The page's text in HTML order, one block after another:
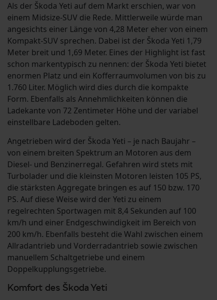
Als der Škoda Yeti auf dem Markt erschien, war von
einem Midsize-SUV die Rede. Mittlerweile würde man
angesichts einer Länge von 4,28 Meter eher von einem
Kompakt-SUV sprechen. Dabei ist der Škoda Yeti 1,79
Meter breit und 1,69 Meter. Eines der Highlight ist fast
schon markentypisch zu nennen: der Škoda Yeti bietet
enormen Platz und ein Kofferraumvolumen von bis zu
1.760 Liter. Möglich wird dies durch die kompakte
Form. Ebenfalls als Annehmlichkeiten können die
Ladekante von 72 Zentimeter Höhe und der variabel
einstellbare Ladeboden gelten.
Angetrieben wird der Škoda Yeti – je nach Baujahr –
von einem breiten Spektrum an Motoren aus dem
Diesel- und Benzinerregal. Gefahren wird stets mit
Turbolader und die kleinsten Motoren leisten 105 PS,
die stärksten Aggregate bringen es auf 150 bzw. 170
PS. Auf diese Weise wird der Yeti zu einem
regelrechten Sportwagen mit 8,4 Sekunden auf 100
km/h und einer Endgeschwindigkeit im Bereich von
200 km/h. Ebenfalls besteht die Wahl zwischen einem
Allradantrieb und Vorderradantrieb sowie zwischen
manuellem Schaltgetriebe und einem
Doppelkupplungsgetriebe.
Komfort des Škoda Yeti